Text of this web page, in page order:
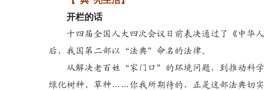
开栏的话
十四届全国人大四次会议日前表决通过了《中华
后，我国第二部以“法典”命名的法律。
从解决老百姓“家门口”的环境问题，到推动科学
绿化树种、草种……你我所期待的，正是这部法典切实